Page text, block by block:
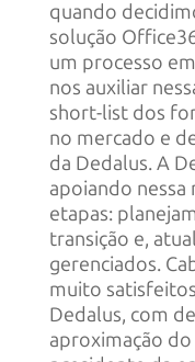
quando
solução
um processo
nos auxiliar
short-list dos
no mercado e
da Dedalus. A
apoiando nessa
etapas:
transição e,
gerenciados.
muito
Dedalus, com
aproximação